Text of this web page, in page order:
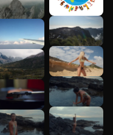
Veja mais